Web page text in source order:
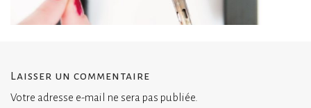
Laisser un commentaire
Votre adresse e-mail ne sera pas publiée.